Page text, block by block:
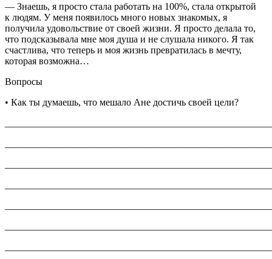
— Знаешь, я просто стала работать на 100%, стала открытой
к людям. У меня появилось много новых знакомых, я
получила удовольствие от своей жизни. Я просто делала то,
что подсказывала мне моя душа и не слушала никого. Я так
счастлива, что теперь и моя жизнь превратилась в мечту,
которая возможна…
Вопросы
• Как ты думаешь, что мешало Ане достичь своей цели?